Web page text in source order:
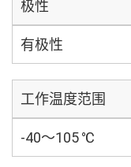
极性
有极性
工作温度范围
-40～105 ℃